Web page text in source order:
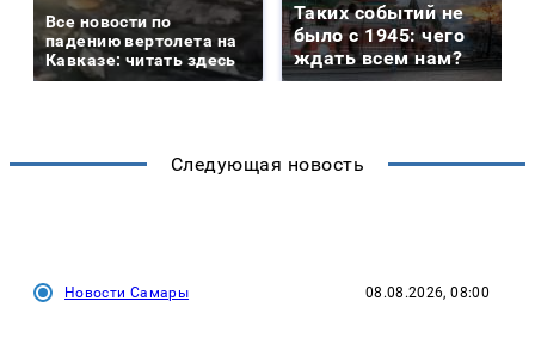
Все новости по
падению вертолета на
Кавказе: читать здесь
Таких событий не
было с 1945: чего
ждать всем нам?
Следующая новость
Новости Самары 08.08.2026, 08:00